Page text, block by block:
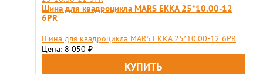
Шина для квадроцикла MARS EKKA 25*10.00-12
6PR
Шина для квадроцикла MARS EKKA 25*10.00-12 6PR
Цена: 8 050 ₽